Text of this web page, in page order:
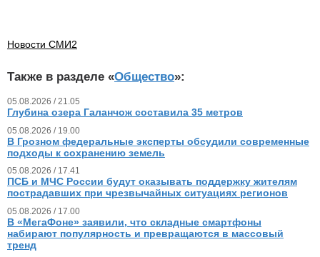
Новости СМИ2
Также в разделе «Общество»:
05.08.2026 / 21.05
Глубина озера Галанчож составила 35 метров
05.08.2026 / 19.00
В Грозном федеральные эксперты обсудили современные
подходы к сохранению земель
05.08.2026 / 17.41
ПСБ и МЧС России будут оказывать поддержку жителям
пострадавших при чрезвычайных ситуациях регионов
05.08.2026 / 17.00
В «МегаФоне» заявили, что складные смартфоны
набирают популярность и превращаются в массовый
тренд